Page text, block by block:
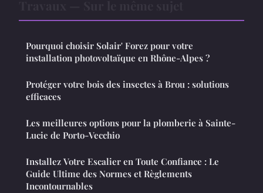
Pourquoi choisir Solair' Forez pour votre
installation photovoltaïque en Rhône-Alpes ?
Protéger votre bois des insectes à Brou : solutions
efficaces
Les meilleures options pour la plomberie à Sainte-
Lucie de Porto-Vecchio
Installez Votre Escalier en Toute Confiance : Le
Guide Ultime des Normes et Règlements
Incontournables